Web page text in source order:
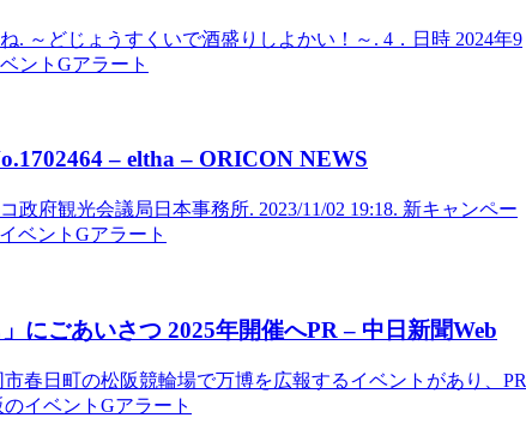
. ～どじょうすくいで酒盛りしよかい！～. 4．日時 2024年9
ントGアラート
– eltha – ORICON NEWS
府観光会議局日本事務所. 2023/11/02 19:18. 新キャンペー
ベントGアラート
にごあいさつ 2025年開催へPR – 中日新聞Web
春日町の松阪競輪場で万博を広報するイベントがあり、PR
イベントGアラート